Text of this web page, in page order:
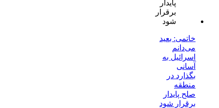
خاتمی: بعید
می‌دانم
اسرائیل به
آسانی
بگذارد در
منطقه
صلح پایدار
برقرار شود